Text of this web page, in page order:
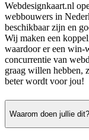
Webdesignkaart.nl
webbouwers in
beschikbaar zijn en
Wij maken een
waardoor er een win-
concurrentie van
graag willen hebben,
beter wordt voor jou!
Waarom doen jullie dit?